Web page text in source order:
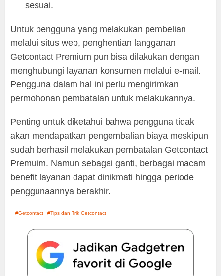
sesuai.
Untuk pengguna yang melakukan pembelian
melalui situs web, penghentian langganan
Getcontact Premium pun bisa dilakukan dengan
menghubungi layanan konsumen melalui e-mail.
Pengguna dalam hal ini perlu mengirimkan
permohonan pembatalan untuk melakukannya.
Penting untuk diketahui bahwa pengguna tidak
akan mendapatkan pengembalian biaya meskipun
sudah berhasil melakukan pembatalan Getcontact
Premuim. Namun sebagai ganti, berbagai macam
benefit layanan dapat dinikmati hingga periode
penggunaannya berakhir.
Getcontact Tips dan Trik Getcontact